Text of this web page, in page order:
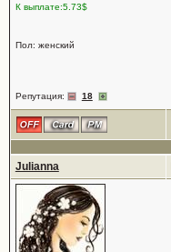
К выплате:5.73$
Пол: женский
Репутация: 18
Julianna